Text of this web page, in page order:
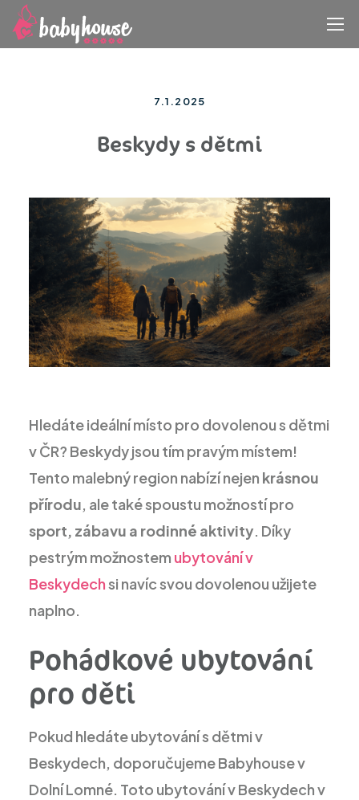
7.1.2025
Beskydy s dětmi
Hledáte ideální místo pro dovolenou s dětmi
v ČR? Beskydy jsou tím pravým místem!
Tento malebný region nabízí nejen krásnou
přírodu, ale také spoustu možností pro
sport, zábavu a rodinné aktivity. Díky
pestrým možnostem ubytování v
Beskydechsi navíc svou dovolenou užijete
naplno.
Pohádkové ubytování
pro děti
Pokud hledáte ubytování s dětmi v
Beskydech, doporučujeme Babyhouse v
Dolní Lomné. Toto ubytování v Beskydech v